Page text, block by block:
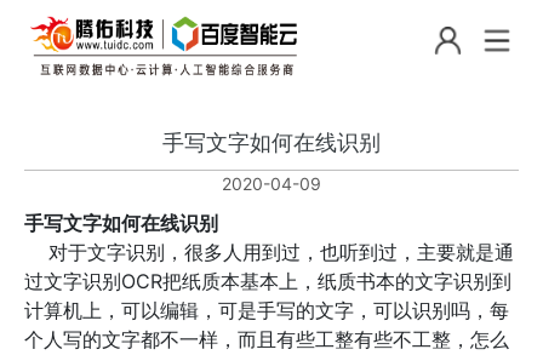
手写文字如何在线识别
2020-04-09
手写文字如何在线识别
对于文字识别，很多人用到过，也听到过，主要就是通
过文字识别OCR把纸质本基本上，纸质书本的文字识别到
计算机上，可以编辑，可是手写的文字，可以识别吗，每
个人写的文字都不一样，而且有些工整有些不工整，怎么